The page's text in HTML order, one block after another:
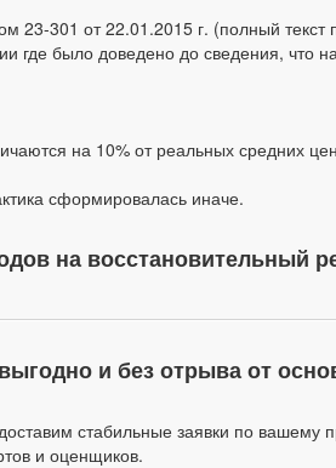
23-301 от 22.01.2015 г. (полный текст
где было доведено до сведения, что
на 10% от реальных средних
сформировалась иначе.
на восстановительный
и без отрыва от
стабильные заявки по вашему
и оценщиков.